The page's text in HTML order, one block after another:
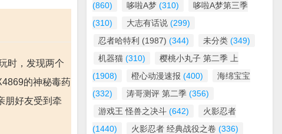
时，发现两个
的神秘毒药
朋好友受到牵
(860)
哆啦A梦 (310)
哆啦A梦第三季
(310)
大志有话说 (299)
忍者哈特利 (1987) (344) 未分类 (349)
机器猫 (310)
樱桃小丸子 第二季 上
(1908)
橙心动漫速报 (400)
海绵宝宝
(332)
涛哥测评 第二季 (356)
游戏王 怪兽之决斗 (642)
火影忍者
(1440)
火影忍者 经典战役之卷 (336)